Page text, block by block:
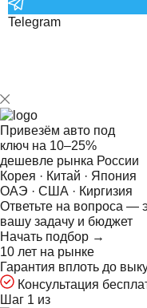
Telegram
Привезём авто под
ключ на 10–25%
дешевле рынка России
Корея · Китай · Япония
ОАЭ · США · Киргизия
Ответьте на вопроса —
вашу задачу и бюджет
Начать подбор →
10 лет на рынке
Гарантия вплоть до
Консультация
Шаг 1 из